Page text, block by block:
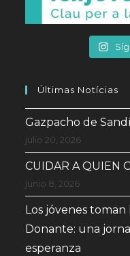
Últimas Notícias
Gazpacho de
julio 20, 2026
CUIDAR A QUIEN
junio 8, 2026
Los jóvenes
Donante: una
esperanza